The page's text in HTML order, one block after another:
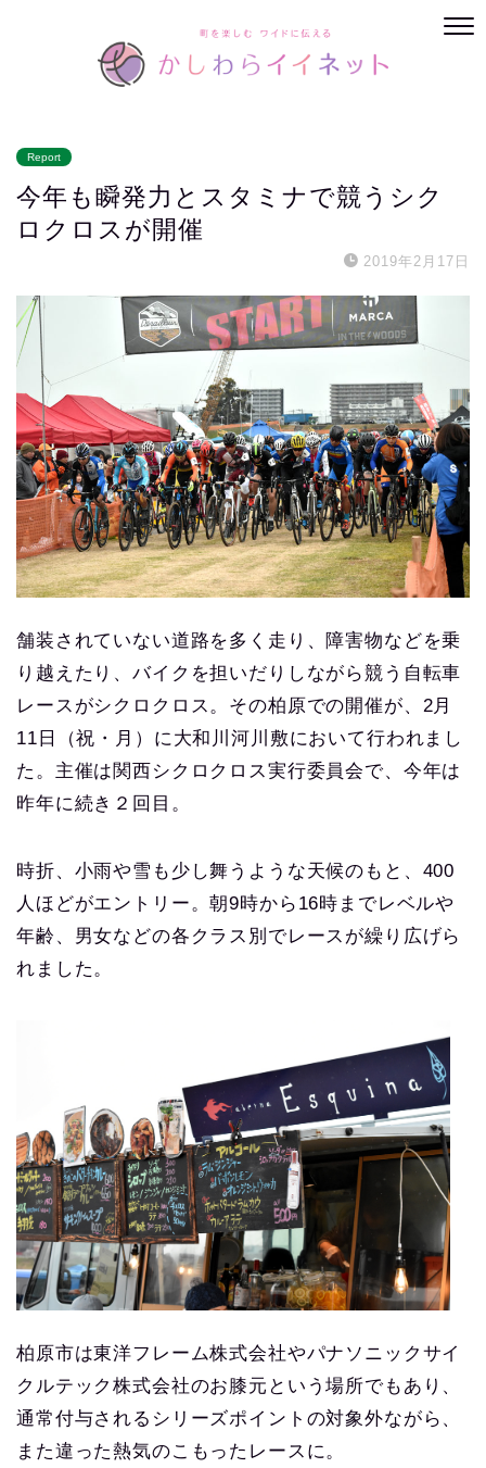
Report
今年も瞬発力とスタミナで競うシク
ロクロスが開催
2019年2月17日
舗装されていない道路を多く走り、障害物などを乗
り越えたり、バイクを担いだりしながら競う自転車
レースがシクロクロス。その柏原での開催が、2月
11日（祝・月）に大和川河川敷において行われまし
た。主催は関西シクロクロス実行委員会で、今年は
昨年に続き２回目。
時折、小雨や雪も少し舞うような天候のもと、400
人ほどがエントリー。朝9時から16時までレベルや
年齢、男女などの各クラス別でレースが繰り広げら
れました。
柏原市は東洋フレーム株式会社やパナソニックサイ
クルテック株式会社のお膝元という場所でもあり、
通常付与されるシリーズポイントの対象外ながら、
また違った熱気のこもったレースに。